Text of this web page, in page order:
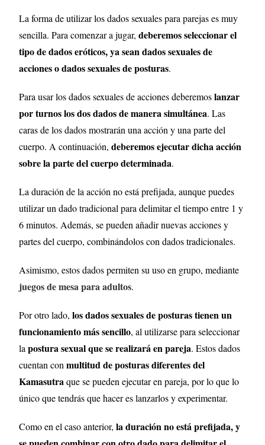
La forma de utilizar los dados sexuales para parejas es muy
sencilla. Para comenzar a jugar,deberemos seleccionar el
tipo de dados eróticos, ya sean dados sexuales de
acciones o dados sexuales de posturas.
Para usar los dados sexuales de acciones deberemoslanzar
por turnos los dos dados de manera simultánea. Las
caras de los dados mostrarán una acción y una parte del
cuerpo. A continuación,deberemos ejecutar dicha acción
sobre la parte del cuerpo determinada.
La duración de la acción no está prefijada, aunque puedes
utilizar un dado tradicional para delimitar el tiempo entre 1 y
6 minutos. Además, se pueden añadir nuevas acciones y
partes del cuerpo, combinándolos con dados tradicionales.
Asimismo, estos dados permiten su uso en grupo, mediante
juegos de mesa para adultos.
Por otro lado, los dados sexuales de posturas tienen un
funcionamiento más sencillo, al utilizarse para seleccionar
lapostura sexual que se realizará en pareja. Estos dados
cuentan conmultitud de posturas diferentes del
Kamasutraque se pueden ejecutar en pareja, por lo que lo
único que tendrás que hacer es lanzarlos y experimentar.
Como en el caso anterior, la duración no está prefijada, y